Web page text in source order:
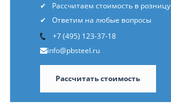
Рассчитаем стоимость в розницу
Ответим на любые вопросы
+7 (495) 123-37-18
info@pbsteel.ru
Рассчитать стоимость